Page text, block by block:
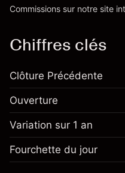
Commissions sur notre site
Chiffres clés
Clôture Précédente
Ouverture
Variation sur 1 an
Fourchette du jour